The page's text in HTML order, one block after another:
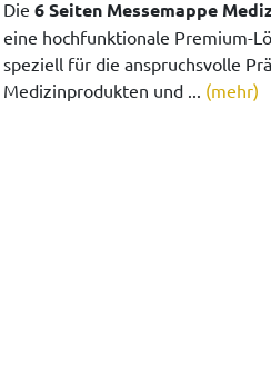
Die 6 Seiten Messemappe
eine hochfunktionale Premium-
speziell für die anspruchsvolle
Medizinprodukten und ... (mehr)